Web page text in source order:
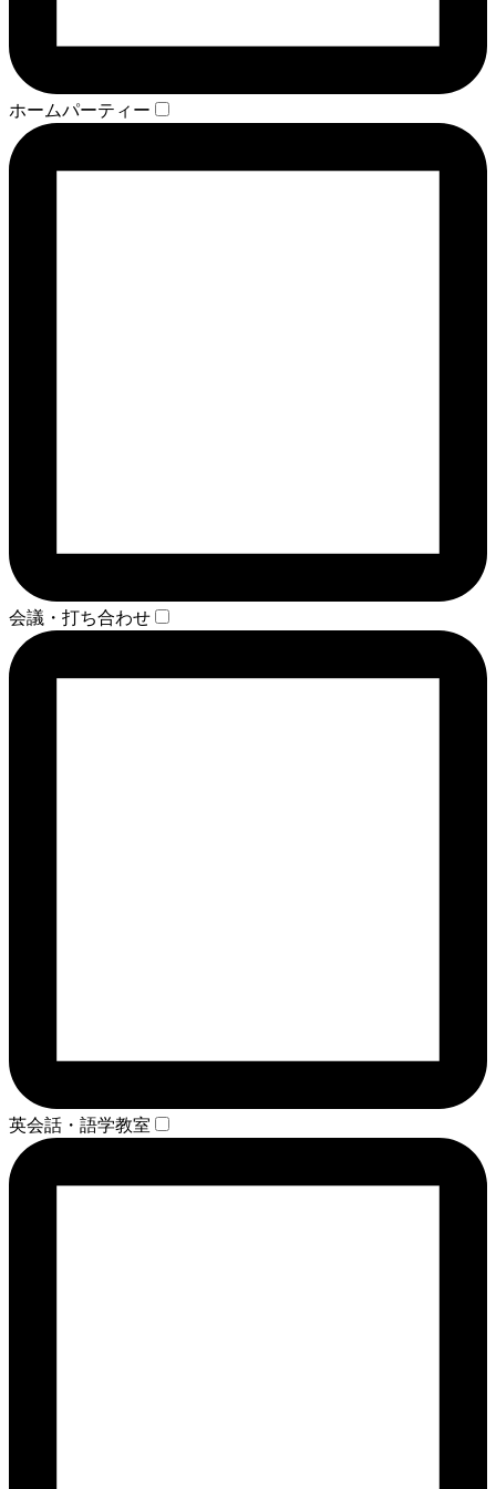
ホームパーティー
会議・打ち合わせ
英会話・語学教室